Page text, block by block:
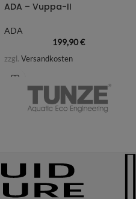
ADA – Vuppa-II
ADA
199,90€
zzgl. Versandkosten